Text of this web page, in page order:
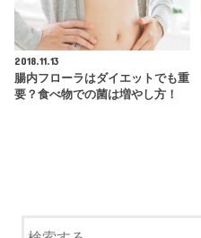
2018.11.13
腸内フローラはダイエットでも重
要？食べ物での菌は増やし方！